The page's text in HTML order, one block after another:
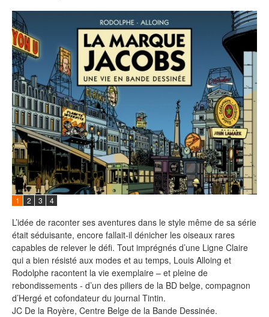
1 2 3 4
L’idée de raconter ses aventures dans le style même de sa série
était séduisante, encore fallait-il dénicher les oiseaux rares
capables de relever le défi. Tout imprégnés d’une Ligne Claire
qui a bien résisté aux modes et au temps, Louis Alloing et
Rodolphe racontent la vie exemplaire – et pleine de
rebondissements - d’un des piliers de la BD belge, compagnon
d’Hergé et cofondateur du journal Tintin.
JC De la Royère, Centre Belge de la Bande Dessinée.